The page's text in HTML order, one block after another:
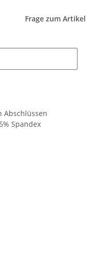
Frage zum Artikel
Spandex